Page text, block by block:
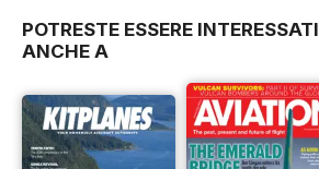
POTRESTE ESSERE INTERESSATI
ANCHE A